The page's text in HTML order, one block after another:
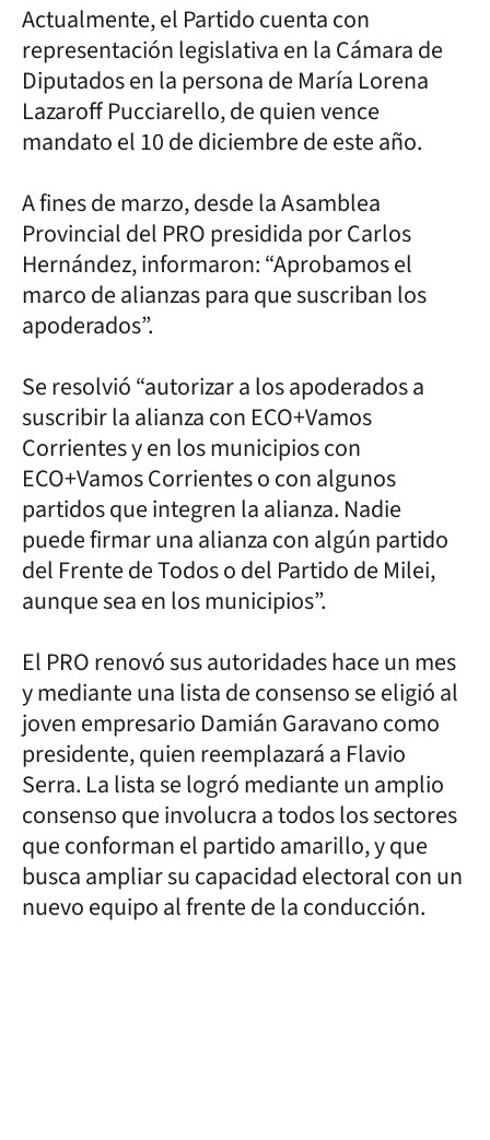
Actualmente, el Partido cuenta con
representación legislativa en la Cámara de
Diputados en la persona de María Lorena
Lazaroff Pucciarello, de quien vence
mandato el 10 de diciembre de este año.
A fines de marzo, desde la Asamblea
Provincial del PRO presidida por Carlos
Hernández, informaron: “Aprobamos el
marco de alianzas para que suscriban los
apoderados”.
Se resolvió “autorizar a los apoderados a
suscribir la alianza con ECO+Vamos
Corrientes y en los municipios con
ECO+Vamos Corrientes o con algunos
partidos que integren la alianza. Nadie
puede firmar una alianza con algún partido
del Frente de Todos o del Partido de Milei,
aunque sea en los municipios”.
El PRO renovó sus autoridades hace un mes
y mediante una lista de consenso se eligió al
joven empresario Damián Garavano como
presidente, quien reemplazará a Flavio
Serra. La lista se logró mediante un amplio
consenso que involucra a todos los sectores
que conforman el partido amarillo, y que
busca ampliar su capacidad electoral con un
nuevo equipo al frente de la conducción.